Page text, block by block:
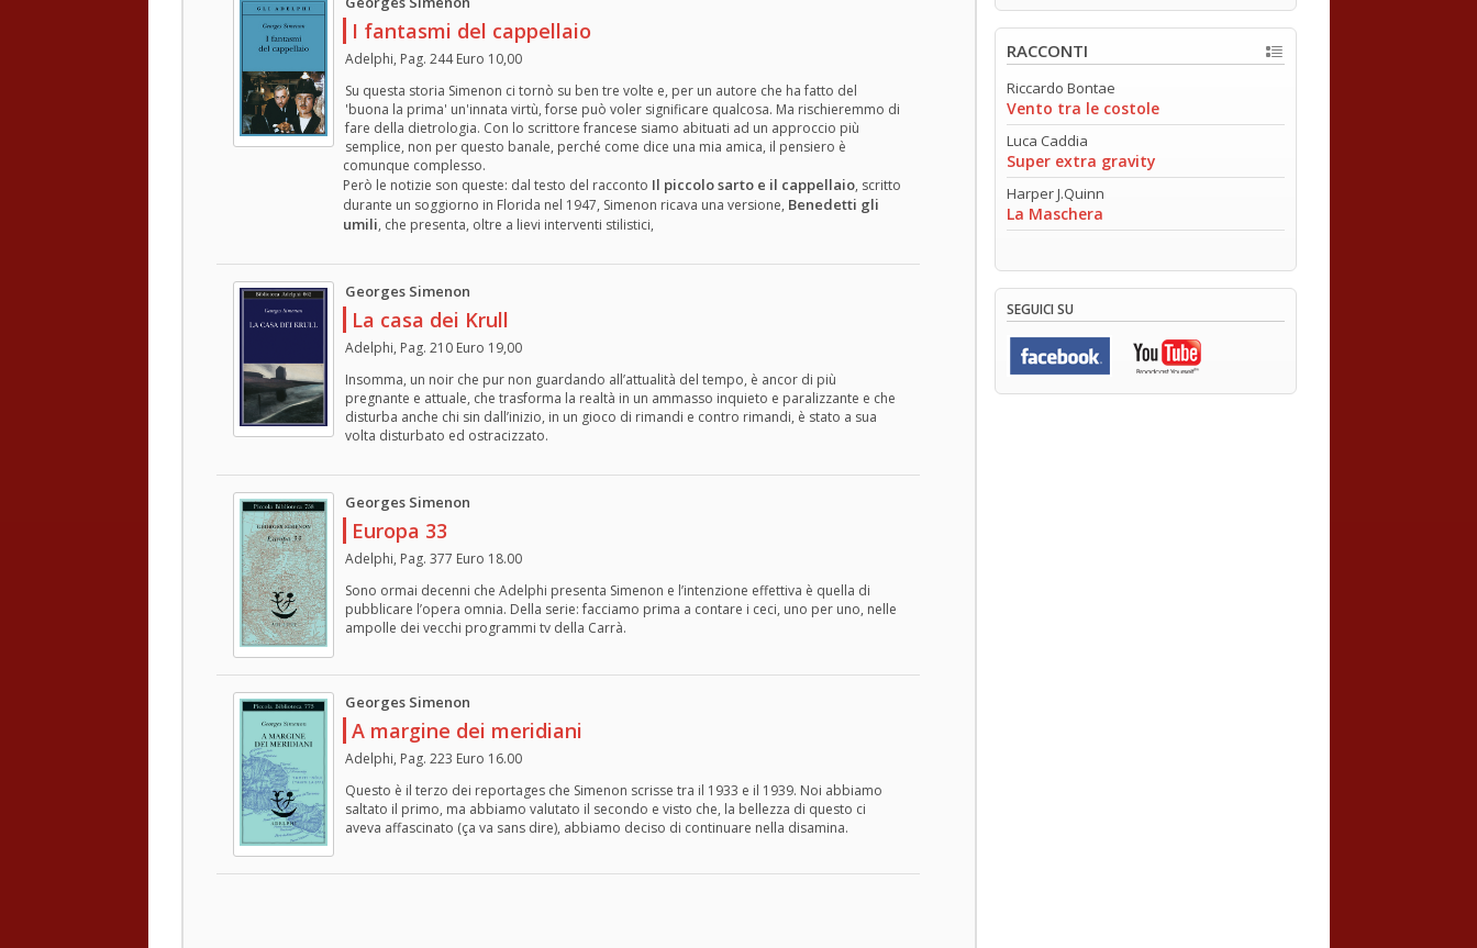
I fantasmi del cappellaio
Adelphi, Pag. 244 Euro 10,00
Su questa storia Simenon ci tornò su ben tre volte e, per un autore che ha fatto del
'buona la prima' un'innata virtù, forse può voler significare qualcosa. Ma rischieremmo di
fare della dietrologia. Con lo scrittore francese siamo abituati ad un approccio più
semplice, non per questo banale, perché come dice una mia amica, il pensiero è
comunque complesso.
Però le notizie son queste: dal testo del racconto Il piccolo sarto e il cappellaio, scritto
durante un soggiorno in Florida nel 1947, Simenon ricava una versione, Benedetti gli
umili, che presenta, oltre a lievi interventi stilistici,
Georges Simenon
La casa dei Krull
Adelphi, Pag. 210 Euro 19,00
Insomma, un noir che pur non guardando all’attualità del tempo, è ancor di più
pregnante e attuale, che trasforma la realtà in un ammasso inquieto e paralizzante e che
disturba anche chi sin dall’inizio, in un gioco di rimandi e contro rimandi, è stato a sua
volta disturbato ed ostracizzato.
Georges Simenon
Europa 33
Adelphi, Pag. 377 Euro 18.00
Sono ormai decenni che Adelphi presenta Simenon e l’intenzione effettiva è quella di
pubblicare l’opera omnia. Della serie: facciamo prima a contare i ceci, uno per uno, nelle
ampolle dei vecchi programmi tv della Carrà.
Georges Simenon
A margine dei meridiani
Adelphi, Pag. 223 Euro 16.00
Questo è il terzo dei reportages che Simenon scrisse tra il 1933 e il 1939. Noi abbiamo
saltato il primo, ma abbiamo valutato il secondo e visto che, la bellezza di questo ci
aveva affascinato (ça va sans dire), abbiamo deciso di continuare nella disamina.
RACCONTI
Riccardo Bontae
Vento tra le costole
Luca Caddia
Super extra gravity
Harper J.Quinn
La Maschera
SEGUICI SU